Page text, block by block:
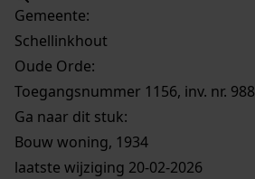
Gemeente:
Schellinkhout
Oude Orde:
Toegangsnummer 1156, inv. nr. 988
Ga naar dit stuk:
Bouw woning, 1934
laatste wijziging 20-02-2026